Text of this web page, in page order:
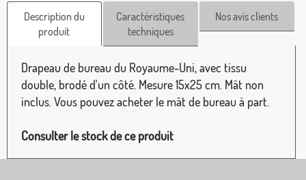
Description du
produit
Caractéristiques
techniques
Nos avis clients
Drapeau de bureau du Royaume-Uni, avec tissu
double, brodé d'un côté. Mesure 15x25 cm. Mât non
inclus. Vous pouvez acheter le mât de bureau à part.
Consulter le stock de ce produit